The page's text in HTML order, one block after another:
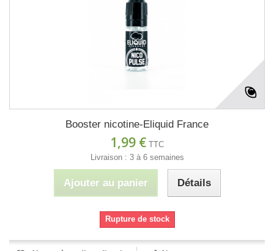
Booster nicotine-Eliquid France
1,99 € TTC
Livraison : 3 à 6 semaines
Ajouter au panier Détails
Rupture de stock